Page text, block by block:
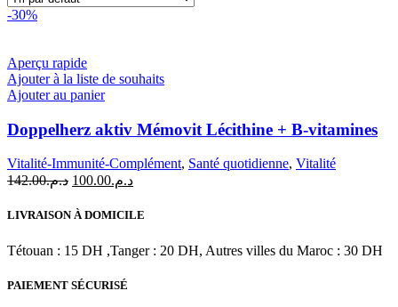
-30%
Aperçu rapide
Ajouter à la liste de souhaits
Ajouter au panier
Doppelherz aktiv Mémovit Lécithine + B-vitamines
Vitalité-Immunité-Complément, Santé quotidienne, Vitalité
د.م.142.00
Le
initial
د.م.100.00
Le
actuel
د.م.100.00.
LIVRAISON À DOMICILE
Tétouan : 15 DH ,Tanger : 20 DH, Autres villes du Maroc : 30 DH
PAIEMENT SÉCURISÉ